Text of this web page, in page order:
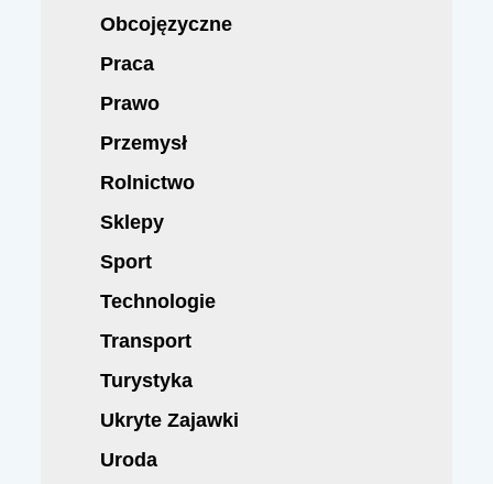
Obcojęzyczne
Praca
Prawo
Przemysł
Rolnictwo
Sklepy
Sport
Technologie
Transport
Turystyka
Ukryte Zajawki
Uroda